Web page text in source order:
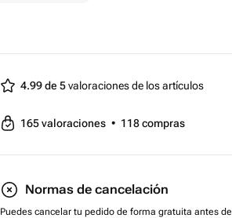
4.99 de 5valoraciones de los artículos
165valoraciones • 118compras
Normas de cancelación
Puedes cancelar tu pedido de forma gratuita antes